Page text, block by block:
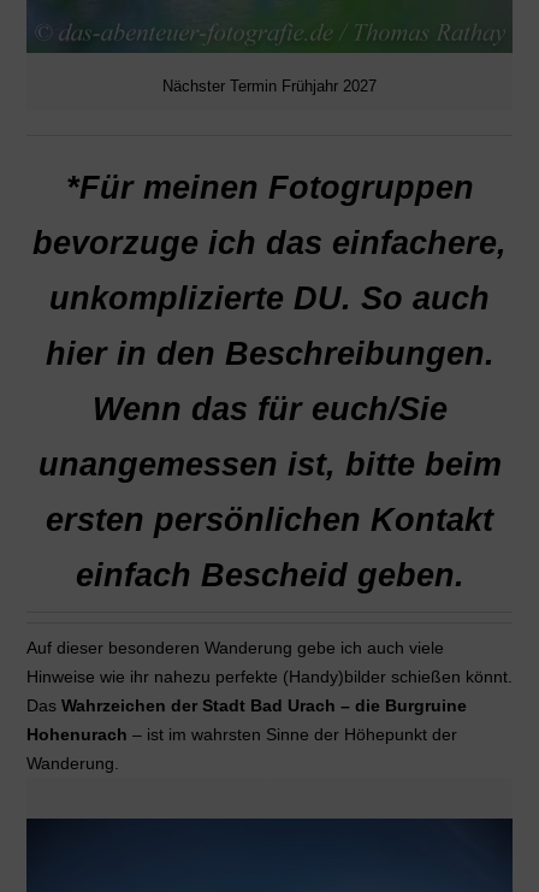
Nächster Termin Frühjahr 2027
*Für meinen Fotogruppen
bevorzuge ich das einfachere,
unkomplizierte DU. So auch
hier in den Beschreibungen.
Wenn das für euch/Sie
unangemessen ist, bitte beim
ersten persönlichen Kontakt
einfach Bescheid geben.
Auf dieser besonderen Wanderung gebe ich auch viele
Hinweise wie ihr nahezu perfekte (Handy)bilder schießen könnt.
Das Wahrzeichen der Stadt Bad Urach – die Burgruine
Hohenurach – ist im wahrsten Sinne der Höhepunkt der
Wanderung.